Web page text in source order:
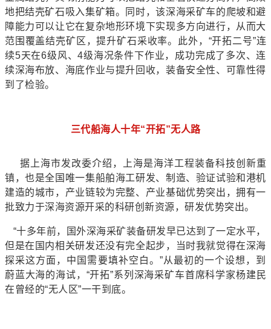
地把结壳矿石吸入集矿箱。同时，该深海采矿车的爬坡和避
障能力可以让它在复杂地形环境下实现多方向进行，从而大
范围覆盖结壳矿区，提升矿石采收率。此外，“开拓二号”连
续5天在6级风、4级海况条件下作业，成功完成了多次、连
续深海布放、海底作业与提升回收，装备安全性、可靠性得
到了检验。
三代船海人十年“开拓”无人路
据上海市发改委介绍，上海是海洋工程装备科技创新重
镇，也是全国唯一集船舶海工研发、制造、验证试验和港机
建造的城市，产业链较为完整、产业基础优势突出，拥有一
批致力于深海资源开采的科研创新资源，研发优势突出。
“十多年前，国外深海采矿装备研发早已达到了一定水平，
但是在国内相关研发还没有完全起步，当时我就觉得在深海
探采这方面，中国需要填补空白。”从最初的一个设想，到
蔚蓝大海的海试，“开拓”系列深海采矿车首席科学家杨建民
在曾经的“无人区”一干到底。